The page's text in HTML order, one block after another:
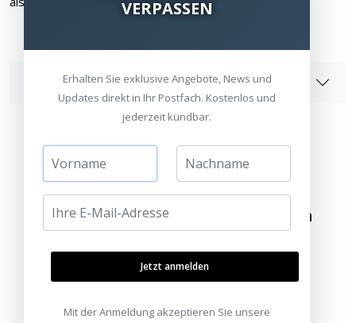
Angaben zur Produktsicherheit
Besuchen Sie unsere Ausstellungen
Bitte besuchen Sie uns nur mit Termin.
VERPASSEN
Erhalten Sie exklusive Angebote, News und
Updates direkt in Ihr Postfach. Kostenlos und
jederzeit kündbar.
Jetzt anmelden
Mit der Anmeldung akzeptieren Sie unsere